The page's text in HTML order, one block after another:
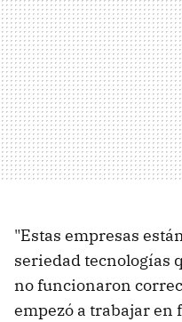
"Estas empresas
seriedad tecnologías
no funcionaron
empezó a trabajar en